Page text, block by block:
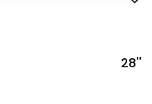
28''